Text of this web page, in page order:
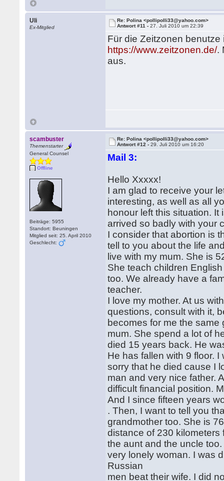
Uli
Ex-Mitglied
Re: Polina <pollipolli33@yahoo.com>
Antwort #11 -27. Juli 2010 um 22:39
Für die Zeitzonen
https://www.zeitzonen.de/.
aus.
scambuster
Themenstarter
General Counsel
Offline
Beiträge: 5955
Standort: Beuningen
Mitglied seit: 25. April 2010
Geschlecht:
Re: Polina <pollipolli33@yahoo.com>
Antwort #12 -29. Juli 2010 um 16:20
Mail 3:
Hello Xxxxx!
I am glad to receive your
interesting, as well as all
honour left this situation.
arrived so badly with your
I consider that abortion is
tell to you about the life
live with my mum. She is
She teach children
too. We already have a
teacher.
I love my mother. At us
questions, consult with it,
becomes for me the
mum. She spend a lot of
died 15 years back. He
He has fallen with 9 floor.
sorry that he died cause I
man and very nice father.
difficult financial position.
And I since fifteen years
. Then, I want to tell you
grandmother too. She is
distance of 230 kilometers
the aunt and the uncle
very lonely woman. I was
Russian
men beat their wife. I did